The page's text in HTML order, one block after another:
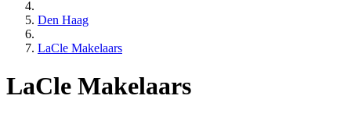
Den Haag
LaCle Makelaars
LaCle Makelaars